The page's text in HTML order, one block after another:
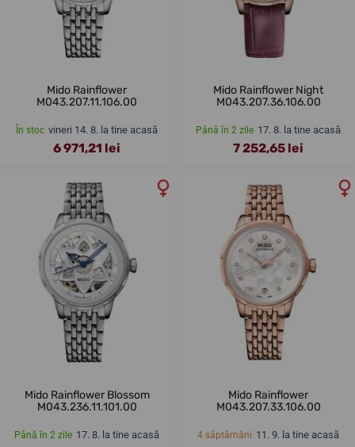
Mido Rainflower
M043.207.11.106.00
În stoc vineri 14. 8. la tine acasă
6 971,21 lei
Mido Rainflower Night
M043.207.36.106.00
Până în 2 zile 17. 8. la tine acasă
7 252,65 lei
Mido Rainflower Blossom
M043.236.11.101.00
Până în 2 zile 17. 8. la tine acasă
Mido Rainflower
M043.207.33.106.00
4 săptămâni 11. 9. la tine acasă